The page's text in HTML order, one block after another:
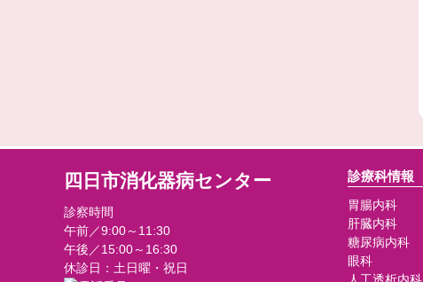
四日市消化器病センター
診察時間
午前／9:00～11:30
午後／15:00～16:30
休診日：土日曜・祝日
診療科情報
胃腸内科
肝臓内科
糖尿病内科
眼科